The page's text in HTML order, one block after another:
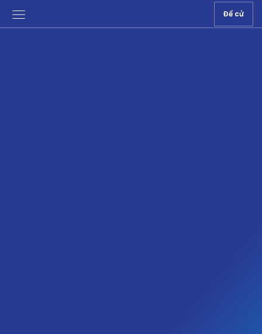
Đề cử